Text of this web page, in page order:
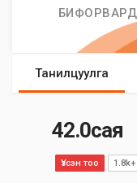
Танилцуулга
42.0сая
Үзсэн тоо 1.8k+